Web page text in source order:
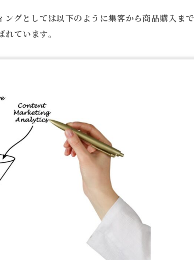
ングとしては以下のように集客から商品購入まで
れています。